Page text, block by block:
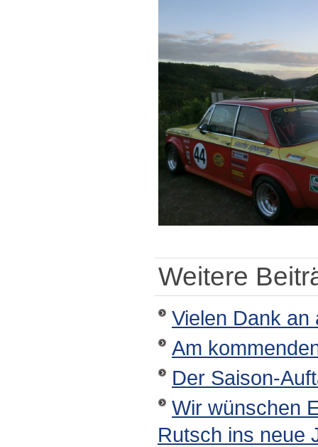
Weitere
Vielen Dank an
Am
Der Saison-
Wir wünschen
Rutsch ins neue